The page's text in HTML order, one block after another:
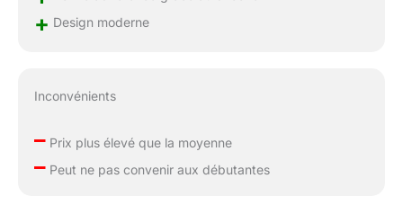
+ Design moderne
Inconvénients
–Prix plus élevé que la moyenne
–Peut ne pas convenir aux débutantes